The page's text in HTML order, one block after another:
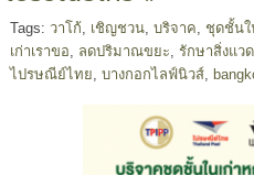
Tags: วาโก้ เชิญชวน, บริจาค ชุดชั้นใ
เก่าเราขอ
ลดปริมาณขยะ รักษาสิ่งแว
ไปรษณีย์ไทย บางกอกไลฟ์นิวส์,